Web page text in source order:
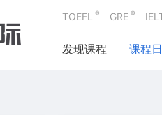
TOEFL ® GRE ®
发现课程 课程